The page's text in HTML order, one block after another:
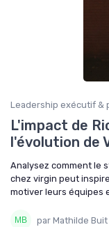
Leadership exécutif &
L'impact de
l'évolution de
Analysez comment le
chez virgin peut
motiver leurs équipes
par Mathilde Buit